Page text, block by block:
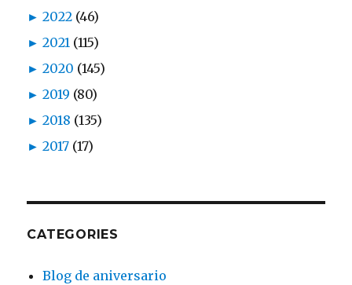
► 2022 (46)
► 2021 (115)
► 2020 (145)
► 2019 (80)
► 2018 (135)
► 2017 (17)
CATEGORIES
Blog de aniversario